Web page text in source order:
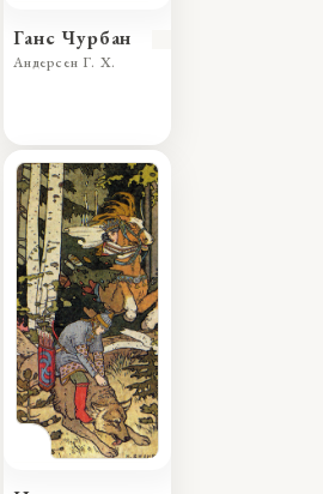
Ганс Чурбан
Андерсен Г. Х.